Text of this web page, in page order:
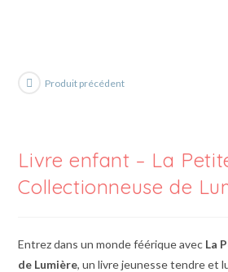
Produit précédent
Livre enfant – La
Collectionneuse de
Entrez dans un monde féérique avec La
de Lumière, un livre jeunesse tendre et